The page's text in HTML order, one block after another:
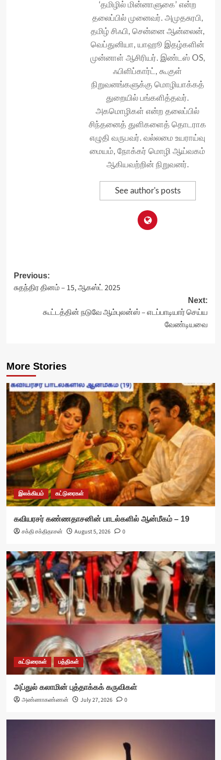
‘தமிழில் மின்னாளுகை’ என்ற
தலைப்பில் முனைவர். அமுதசுரபி,
தமிழ் சிஃபி, சென்னை ஆன்லைன்,
வெப்துனியா, யாஹூ இதழ்களின்
முன்னாள் ஆசிரியர். இண்டஸ் OS,
ஃபிளிப்கார்ட், கூகுள்
நிறுவனங்களுக்கு மொழியாக்கத்
துறையில் பங்களித்தவர்.
அகமொழிகள் என்ற தலைப்பில்
சிந்தனைத் துளிகளைத் தொடராக
எழுதி வருபவர். வல்லமை உயராய்வு
மையம், நோக்கர் மொழி ஆய்வகம்
ஆகியவற்றின் நிறுவனர்.
See author's posts
Post
navigation
Previous:
சுதந்திர தினம் – 15, ஆகஸ்ட் 2025
Next:
கூட்டத்தின் நடுவே ஆம்புலன்ஸ் – எடப்பாடியார் செய்ய
வேண்டியவை
More Stories
இலக்கியம் கட்டுரைகள்
கவியரசர் கண்ணதாசனின் பாடல்களில் ஆன்மீகம் – 19
சக்தி சக்திதாசன்
August 5, 2026 0
கட்டுரைகள் பத்திகள்
அப்துல் கலாமின் புத்தாக்கக் கருவிகள்
அண்ணாகண்ணன்
July 27, 2026 0